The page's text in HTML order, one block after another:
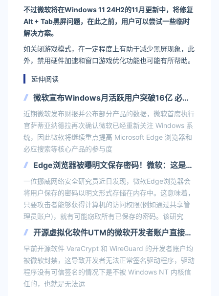
不过微软将在Windows 11 24H2的11月更新中，将修复
Alt + Tab黑屏问题，在此之前，用户可以尝试一些临时
解决方案。
如关闭游戏模式，在一定程度上有助于减少黑屏现象，此
外，禁用硬件加速和窗口游戏优化功能也可能有所帮助。
延伸阅读
微软宣布Windows月活跃用户突破16亿 必应
搜索月活跃用户突破10亿
近期微软发布财报并公布部分产品的数据，微软首席执行
官萨蒂亚纳德拉再次确认微软已经重新关注 Windows 系
统，因此微软将继续重点提高 Microsoft Edge 浏览器和
必应搜索等核心产品的参与度
Edge浏览器被曝明文保存密码！微软：这是
“设计” 不是漏洞
一位挪威网络安全研究员近日发现，微软Edge浏览器会
将用户保存的密码以明文形式存储在内存中。这意味着，
只要攻击者能够获得计算机的访问权限(例如通过共享管
理员账户)，就有可能窃取所有已保存的密码。该研究
开源虚拟化软件UTM的微软开发者账户直接消
失 现在也无法签名驱动
早前开源软件 VeraCrypt 和 WireGuard 的开发者账户均
被微软封禁，这导致开发者无法正常签名驱动程序，驱动
程序没有可信签名的情况下是不被 Windows NT 内核信
任的，也就是无法运